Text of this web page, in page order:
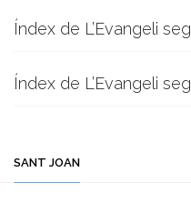
Índex de L’Evangeli
Índex de L’Evangeli
SANT JOAN